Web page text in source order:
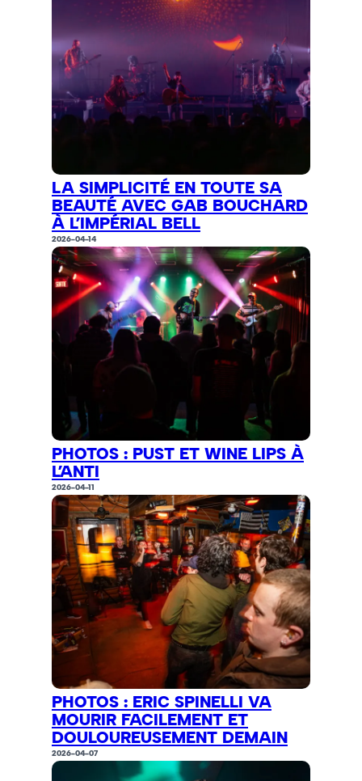
LA SIMPLICITÉ EN TOUTE SA
BEAUTÉ AVEC GAB BOUCHARD
À L’IMPÉRIAL BELL
2026-04-14
PHOTOS : PUST ET WINE LIPS À
L’ANTI
2026-04-11
PHOTOS : ERIC SPINELLI VA
MOURIR FACILEMENT ET
DOULOUREUSEMENT DEMAIN
2026-04-07